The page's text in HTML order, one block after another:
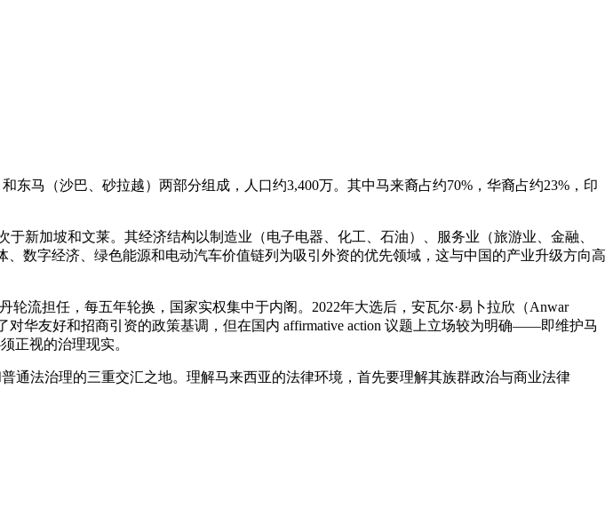
东马（沙巴、砂拉越）两部分组成，人口约3,400万。其中马来裔占约70%，华裔占约23%，印
新加坡和文莱。其经济结构以制造业（电子电器、化工、石油）、服务业（旅游业、金融、
数字经济、绿色能源和电动汽车价值链列为吸引外资的优先领域，这与中国的产业升级方向高
轮流担任，每五年轮换，国家实权集中于内阁。2022年大选后，安瓦尔·易卜拉欣（Anwar
华友好和招商引资的政策基调，但在国内 affirmative action 议题上立场较为明确——即维护马
正视的治理现实。
通法治理的三重交汇之地。理解马来西亚的法律环境，首先要理解其族群政治与商业法律